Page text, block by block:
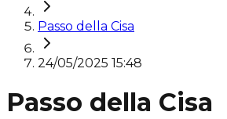
Passo della Cisa
24/05/2025 15:48
Passo della Cisa